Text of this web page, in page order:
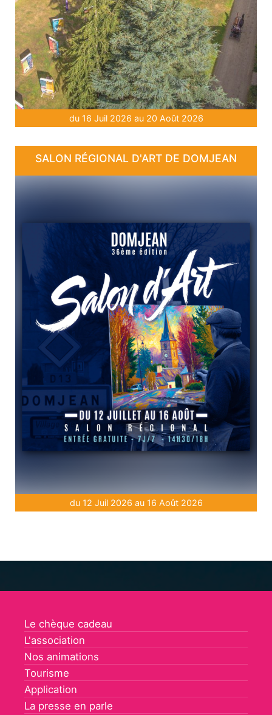
du 16 Juil 2026 au 20 Août 2026
SALON RÉGIONAL D'ART DE DOMJEAN
du 12 Juil 2026 au 16 Août 2026
Le chèque cadeau
L'association
Nos animations
Tourisme
Application
La presse en parle